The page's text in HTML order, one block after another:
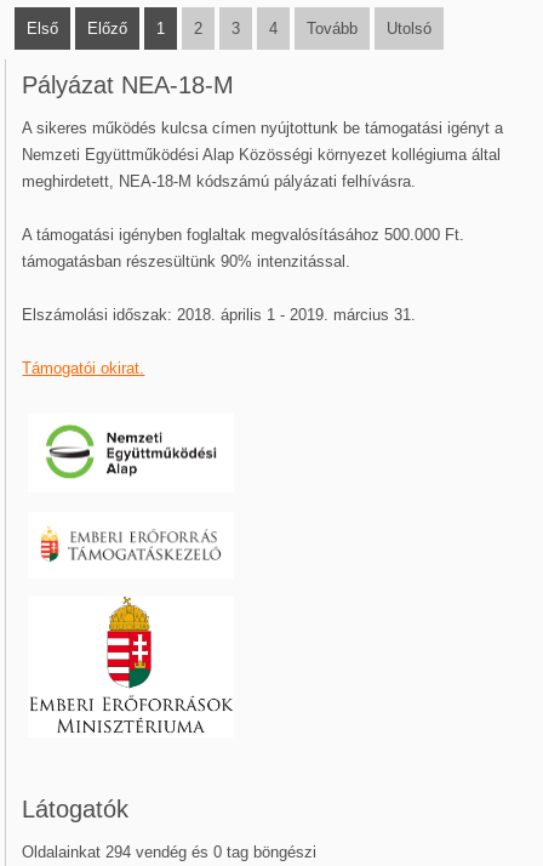
Első Előző 1 2 3 4 Tovább Utolsó
Pályázat NEA-18-M
A sikeres működés kulcsa címen nyújtottunk be támogatási igényt a
Nemzeti Együttműködési Alap Közösségi környezet kollégiuma által
meghirdetett, NEA-18-M kódszámú pályázati felhívásra.
A támogatási igényben foglaltak megvalósításához 500.000 Ft.
támogatásban részesültünk 90% intenzitással.
Elszámolási időszak: 2018. április 1 - 2019. március 31.
Támogatói okirat.
Látogatók
Oldalainkat 294 vendég és 0 tag böngészi